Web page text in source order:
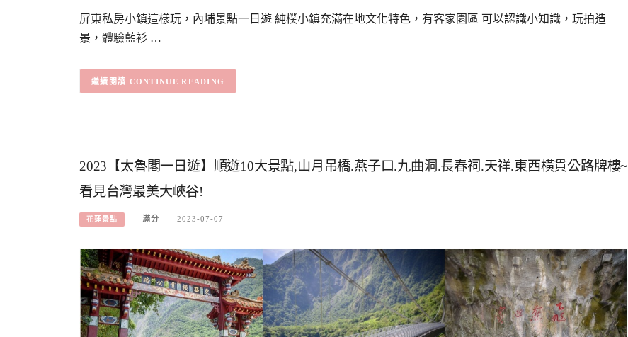
屏東私房小鎮這樣玩，內埔景點一日遊 純樸小鎮充滿在地文化特色，有客家園區 可以認識小知識，玩拍造
景，體驗藍衫 …
CONTINUE READING
2023【太魯閣一日遊】順遊10大景點,山月吊橋.燕子口.九曲洞.長春祠.天祥.東西橫貫公路牌樓~
看見台灣最美大峽谷!
花蓮景點 滿分 2023-07-07